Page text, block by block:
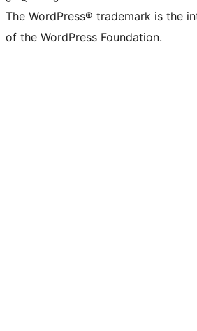
The WordPress® trademark is the
of the WordPress Foundation.